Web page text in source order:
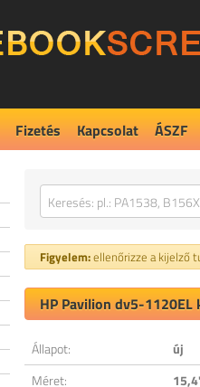
Fizetés Kapcsolat ÁSZF
Figyelem:ellenőrizze a kijelző
HP Pavilion dv5-
Állapot:
új
Méret: